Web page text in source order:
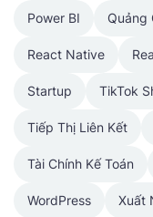
Power BI Quảng
React Native
Startup TikTok
Tiếp Thị Liên Kết
Tài Chính Kế Toán
WordPress Xuất